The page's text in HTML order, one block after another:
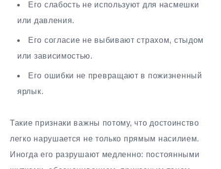
Его слабость не используют для насмешки
или давления.
Его согласие не выбивают страхом, стыдом
или зависимостью.
Его ошибки не превращают в пожизненный
ярлык.
Такие признаки важны потому, что достоинство
легко нарушается не только прямым насилием.
Иногда его разрушают медленно: постоянными